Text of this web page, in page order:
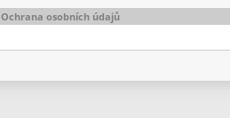
Ochrana osobních údajů